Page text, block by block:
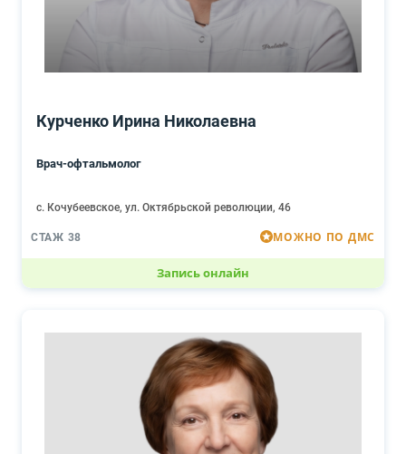
Курченко Ирина Николаевна
Врач-офтальмолог
с. Кочубеевское, ул. Октябрьской революции, 46
СТАЖ 38 МОЖНО ПО ДМС
Запись онлайн